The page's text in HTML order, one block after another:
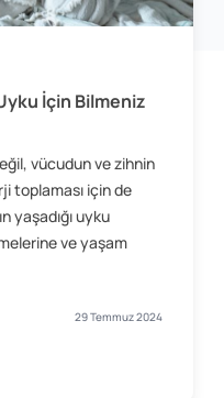
İçin Bilmeniz
vücudun ve zihnin
toplaması için de
yaşadığı uyku
ve yaşam
29 Temmuz 2024